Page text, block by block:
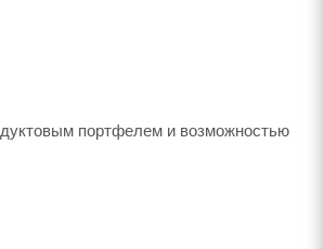
портфелем и возможностью